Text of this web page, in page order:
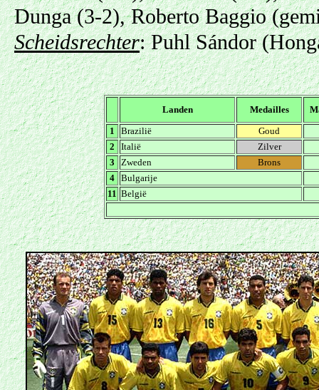
Dunga (3-2), Roberto Baggio
Scheidsrechter: Puhl Sándor
Landen Medailles
1
Brazilië
Goud
2
Italië
Zilver
3
Zweden
Brons
4 Bulgarije
11 België